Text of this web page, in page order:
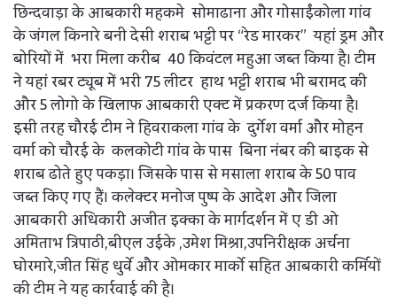
छिन्दवाड़ा के आबकारी महकमे सोमाढाना और गोसाईंकोला गांव
के जंगल किनारे बनी देसी शराब भट्टी पर “रेड मारकर” यहां ड्रम और
बोरियों में भरा मिला करीब 40 किवंटल महुआ जब्त किया है। टीम
ने यहां रबर ट्यूब में भरी 75 लीटर हाथ भट्टी शराब भी बरामद की
और 5 लोगो के खिलाफ आबकारी एक्ट में प्रकरण दर्ज किया है।
इसी तरह चौरई टीम ने हिवराकला गांव के दुर्गेश वर्मा और मोहन
वर्मा को चौरई के कलकोटी गांव के पास बिना नंबर की बाइक से
शराब ढोते हुए पकड़ा। जिसके पास से मसाला शराब के 50 पाव
जब्त किए गए हैं। कलेक्टर मनोज पुष्प के आदेश और जिला
आबकारी अधिकारी अजीत इक्का के मार्गदर्शन में ए डी ओ
अमिताभ त्रिपाठी,बीएल उईके ,उमेश मिश्रा,उपनिरीक्षक अर्चना
घोरमारे,जीत सिंह धुर्वे और ओमकार मार्को सहित आबकारी कर्मियों
की टीम ने यह कार्रवाई की है।